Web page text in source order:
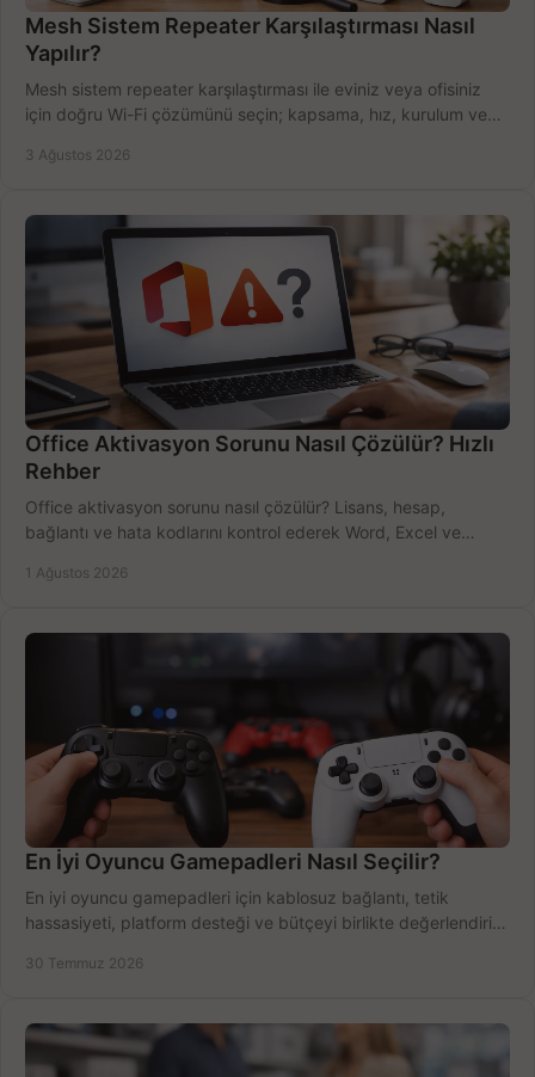
Mesh Sistem Repeater Karşılaştırması Nasıl
Yapılır?
Mesh sistem repeater karşılaştırması ile eviniz veya ofisiniz
için doğru Wi-Fi çözümünü seçin; kapsama, hız, kurulum ve
3 Ağustos 2026
Office Aktivasyon Sorunu Nasıl Çözülür? Hızlı
Rehber
Office aktivasyon sorunu nasıl çözülür? Lisans, hesap,
bağlantı ve hata kodlarını kontrol ederek Word, Excel ve
1 Ağustos 2026
En İyi Oyuncu Gamepadleri Nasıl Seçilir?
En iyi oyuncu gamepadleri için kablosuz bağlantı, tetik
hassasiyeti, platform desteği ve bütçeyi birlikte değerlendirin;
30 Temmuz 2026